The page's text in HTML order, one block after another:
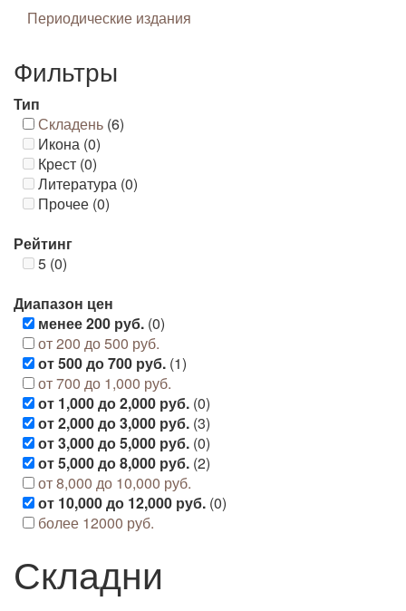
Периодические издания
Фильтры
Тип
Складень (6)
Икона (0)
Крест (0)
Литература (0)
Прочее (0)
Рейтинг
5 (0)
Диапазон цен
менее 200 руб. (0)
от 200 до 500 руб.
от 500 до 700 руб. (1)
от 700 до 1,000 руб.
от 1,000 до 2,000 руб. (0)
от 2,000 до 3,000 руб. (3)
от 3,000 до 5,000 руб. (0)
от 5,000 до 8,000 руб. (2)
от 8,000 до 10,000 руб.
от 10,000 до 12,000 руб. (0)
более 12000 руб.
Складни